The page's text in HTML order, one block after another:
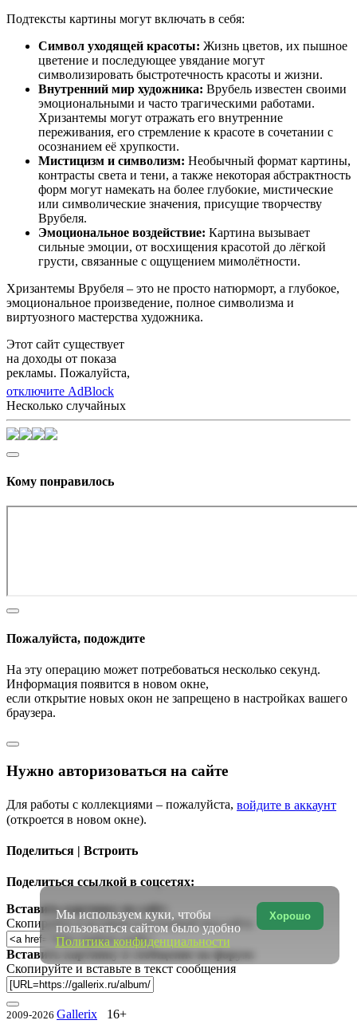
Подтексты картины могут включать в себя:
Символ уходящей красоты: Жизнь цветов, их пышное
цветение и последующее увядание могут
символизировать быстротечность красоты и жизни.
Внутренний мир художника: Врубель известен своими
эмоциональными и часто трагическими работами.
Хризантемы могут отражать его внутренние
переживания, его стремление к красоте в сочетании с
осознанием её хрупкости.
Мистицизм и символизм: Необычный формат картины,
контрасты света и тени, а также некоторая абстрактность
форм могут намекать на более глубокие, мистические
или символические значения, присущие творчеству
Врубеля.
Эмоциональное воздействие: Картина вызывает
сильные эмоции, от восхищения красотой до лёгкой
грусти, связанные с ощущением мимолётности.
Хризантемы Врубеля – это не просто натюрморт, а глубокое,
эмоциональное произведение, полное символизма и
виртуозного мастерства художника.
Этот сайт существует
на доходы от показа
рекламы. Пожалуйста,
отключите AdBlock
Несколько случайных
Кому понравилось
Пожалуйста, подождите
На эту операцию может потребоваться несколько секунд.
Информация появится в новом окне,
если открытие новых окон не запрещено в настройках вашего
браузера.
Нужно авторизоваться на сайте
Для работы с коллекциями – пожалуйста, войдите в аккаунт
(откроется в новом окне).
Поделиться | Встроить
Поделиться ссылкой в соцсетях:
Вставить картинку на сайт:
Скопируйте и вставьте в исходный код сайта
Вставить картинку в сообщение на форум:
Скопируйте и вставьте в текст сообщения
2009-2026 Gallerix 16+
Хорошо
Мы используем куки, чтобы
пользоваться сайтом было удобно
Политика конфиденциальности